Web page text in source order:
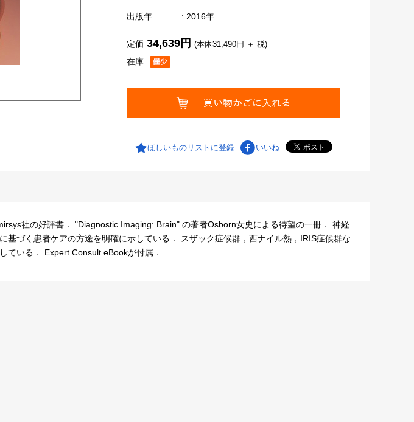
出版年 : 2016年
在庫
定価 34,639円 (本体31,490円 ＋ 税)
ほしいものリストに登録 いいね
社の好評書． "Diagnostic Imaging: Brain" の著者Osborn女史による待望の一冊． 神経
基づく患者ケアの方途を明確に示している． スザック症候群，西ナイル熱，IRIS症候群な
ている． Expert Consult eBookが付属．